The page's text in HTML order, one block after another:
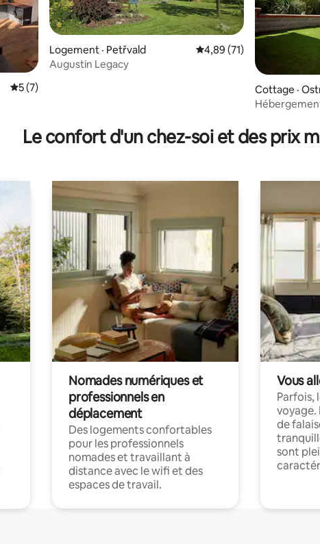
Note moyenne de 5 sur 5, 7 commentaires
5 (7)
Logement · Petřvald Note moyenne de 4,89
4,89 (71)
Augustin Legacy
Cottage ·
Le confort d'un chez-soi et des prix
Nomades numériques et
professionnels en
déplacement
Des logements confortables
pour les professionnels
nomades et travaillant à
distance avec le wifi et des
espaces de travail.
Vous
Parfois,
voyage.
de
sont